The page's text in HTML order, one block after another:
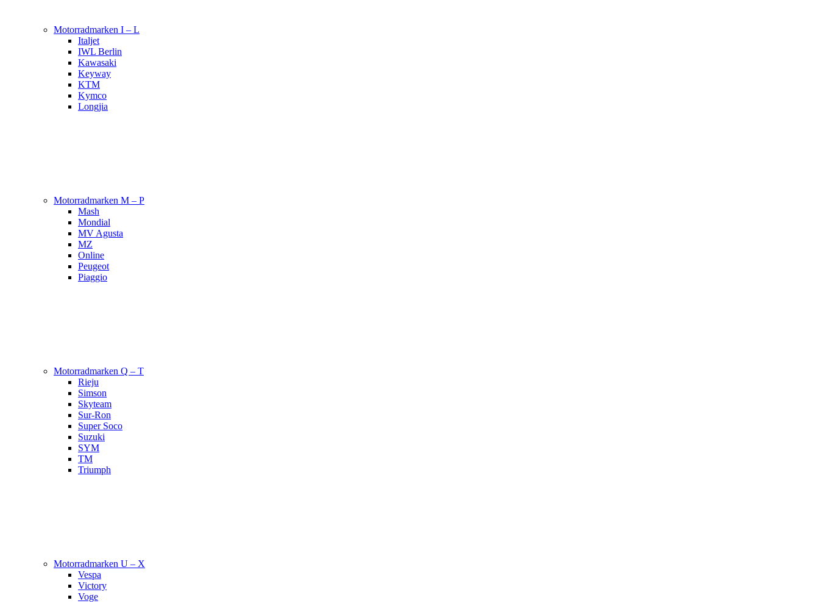
Motorradmarken I – L
Italjet
IWL Berlin
Kawasaki
Keyway
KTM
Kymco
Longjia
Motorradmarken M – P
Mash
Mondial
MV Agusta
MZ
Online
Peugeot
Piaggio
Motorradmarken Q – T
Rieju
Simson
Skyteam
Sur-Ron
Super Soco
Suzuki
SYM
TM
Triumph
Motorradmarken U – X
Vespa
Victory
Voge